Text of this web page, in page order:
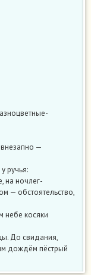
—
ручья:
на ночлег-
— обстоятельство,
небе косяки
До свидания,
дождём пёстрый